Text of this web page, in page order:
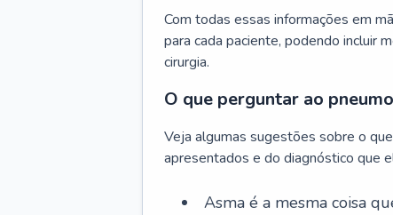
Com todas essas informações em
para cada paciente, podendo incluir
cirurgia.
O que perguntar ao
Veja algumas sugestões sobre o
apresentados e do diagnóstico que
Asma é a mesma coisa